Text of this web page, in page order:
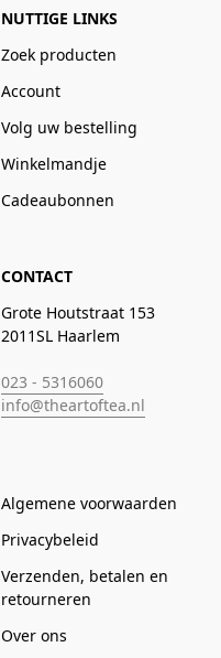
NUTTIGE LINKS
Zoek producten
Account
Volg uw bestelling
Winkelmandje
Cadeaubonnen
CONTACT
Grote Houtstraat 153
2011SL Haarlem
023 - 5316060
info@theartoftea.nl
Algemene voorwaarden
Privacybeleid
Verzenden, betalen en
retourneren
Over ons